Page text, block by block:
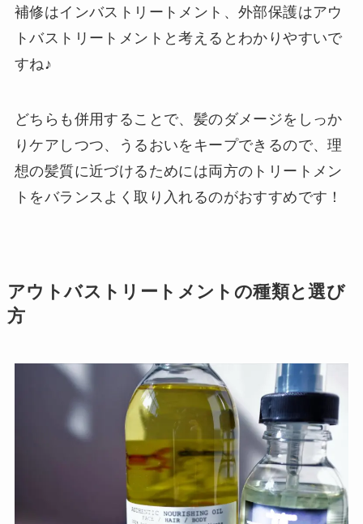
補修はインバストリートメント、外部保護はアウ
トバストリートメントと考えるとわかりやすいで
すね♪
どちらも併用することで、髪のダメージをしっか
りケアしつつ、うるおいをキープできるので、理
想の髪質に近づけるためには両方のトリートメン
トをバランスよく取り入れるのがおすすめです！
アウトバストリートメントの種類と選び
方